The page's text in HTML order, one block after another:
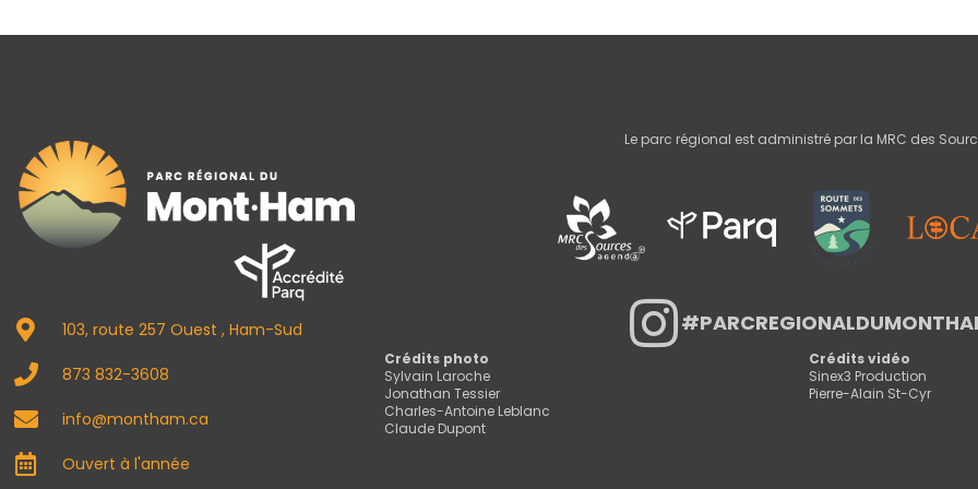
103, route 257 Ouest , Ham-Sud
873 832-3608
info@montham.ca
Ouvert à l'année
Le parc régional est administré par la MRC des
Crédits photo
Sylvain Laroche
Jonathan Tessier
Charles-Antoine Leblanc
Claude Dupont
Crédits vidéo
Sinex3 Production
Pierre-Alain St-Cyr